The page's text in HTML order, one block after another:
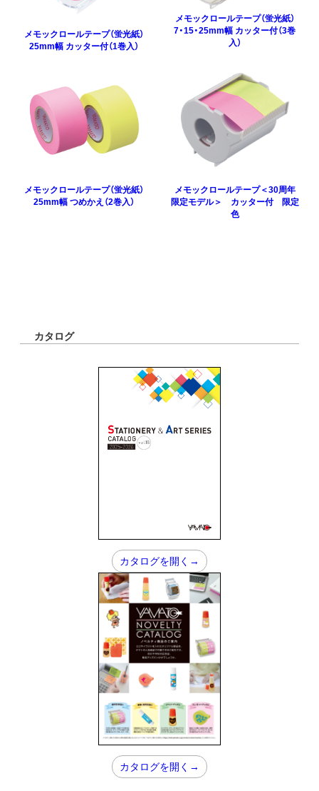
メモックロールテープ（蛍光紙）
25mm幅 カッター付（1巻入）
メモックロールテープ（蛍光紙）
7・15・25mm幅 カッター付（3巻
入）
メモックロールテープ（蛍光紙）
25mm幅 つめかえ（2巻入）
メモックロールテープ＜30周年
限定モデル＞ カッター付 限定
色
カタログ
カタログを開く→
カタログを開く→